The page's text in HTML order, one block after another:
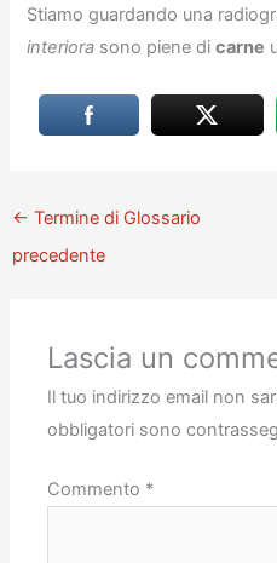
Stiamo guardando una
interiora sono piene dicarne
← Termine di Glossario
precedente
Lascia un
Il tuo indirizzo email non
obbligatori sono
Commento *